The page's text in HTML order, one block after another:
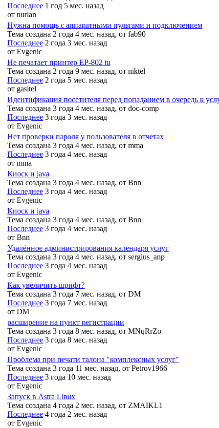
Последнее 1 год 5 мес. назад
от nurlan
Нужна помощь с аппаратными пультами и подключением
Тема создана 2 года 4 мес. назад, от fab90
Последнее 2 года 3 мес. назад
от Evgenic
Не печатает принтер EP-802 tu
Тема создана 2 года 9 мес. назад, от niktel
Последнее 2 года 5 мес. назад
от gasitel
Идентификация посетителя перед попаданием в очередь к
Тема создана 3 года 4 мес. назад, от doc-comp
Последнее 3 года 3 мес. назад
от Evgenic
Нет проверки пароля у пользователя в отчетах
Тема создана 3 года 4 мес. назад, от mma
Последнее 3 года 4 мес. назад
от mma
Киоск и java
Тема создана 3 года 4 мес. назад, от Bnn
Последнее 3 года 4 мес. назад
от Evgenic
Киоск и java
Тема создана 3 года 4 мес. назад, от Bnn
Последнее 3 года 4 мес. назад
от Bnn
Удалённое администрирования календаря услуг
Тема создана 3 года 4 мес. назад, от sergius_anp
Последнее 3 года 4 мес. назад
от Evgenic
Как увеличить шрифт?
Тема создана 3 года 7 мес. назад, от DM
Последнее 3 года 7 мес. назад
от DM
расширение на пункт регистрации
Тема создана 3 года 8 мес. назад, от MNqRrZo
Последнее 3 года 8 мес. назад
от Evgenic
Проблема при печати талона "комплексных услуг"
Тема создана 3 года 11 мес. назад, от Petrov1966
Последнее 3 года 10 мес. назад
от Evgenic
Запуск в Astra Linux
Тема создана 4 года 2 мес. назад, от ZMAIKL1
Последнее 4 года 2 мес. назад
от Evgenic